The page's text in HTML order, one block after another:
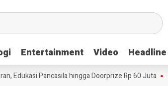
Entertainment Video Headline
Entertainment Video Headline
Edukasi Pancasila hingga Doorprize Rp 60 Juta